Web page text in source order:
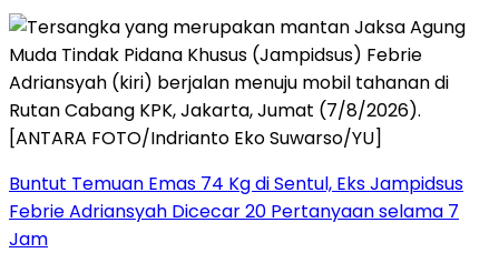
Buntut Temuan Emas 74 Kg di Sentul, Eks Jampidsus
Febrie Adriansyah Dicecar 20 Pertanyaan selama 7
Jam